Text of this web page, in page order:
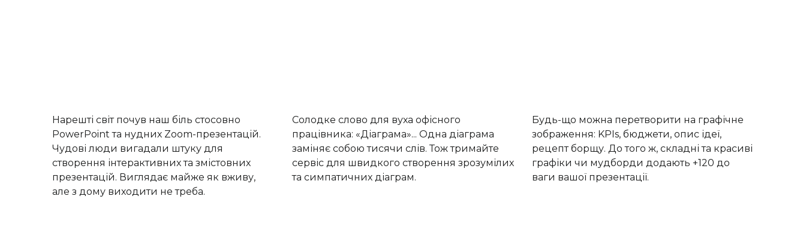
Нарешті світ почув наш біль стосовно
PowerPoint та нудних Zoom-презентацій.
Чудові люди вигадали штуку для
створення інтерактивних та змістовних
презентацій. Виглядає майже як вживу,
але з дому виходити не треба.
Солодке слово для вуха офісного
працівника: «Діаграма»... Одна діаграма
заміняє собою тисячи слів. Тож тримайте
сервіс для швидкого створення зрозумілих
та симпатичних діаграм.
Будь-що можна перетворити на графічне
зображення: KPIs, бюджети, опис ідеї,
рецепт борщу. До того ж, складні та красиві
графіки чи мудборди додають +120 до
ваги вашої презентації.